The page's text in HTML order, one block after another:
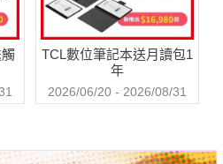
洞……不可思議的故事世界！
包括父母、爺爺奶奶、乾爹乾媽、
也體會孩子會遇到的各種困境與心
認同自己面對的難題，並且「在適
的故事」，能為他們解解成長過程
TCL數位筆記本送月讀包1
年
2026/06/20 - 2026/08/31